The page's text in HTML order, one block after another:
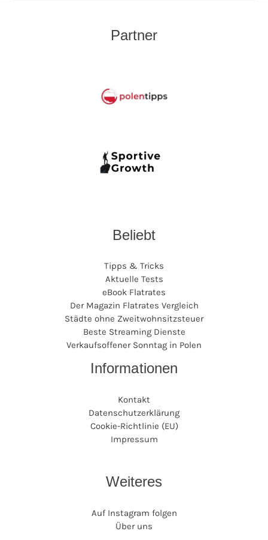
Partner
Beliebt
Tipps & Tricks
Aktuelle Tests
eBook Flatrates
Der Magazin Flatrates Vergleich
Städte ohne Zweitwohnsitzsteuer
Beste Streaming Dienste
Verkaufsoffener Sonntag in Polen
Informationen
Kontakt
Datenschutzerklärung
Cookie-Richtlinie (EU)
Impressum
Weiteres
Auf Instagram folgen
Über uns